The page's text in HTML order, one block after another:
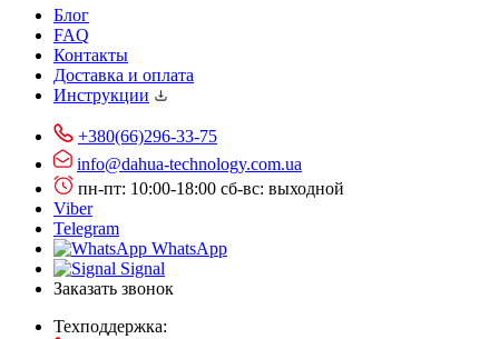
Блог
FAQ
Контакты
Доставка и оплата
Инструкции
+380(66)296-33-75
info@dahua-technology.com.ua
пн-пт: 10:00-18:00 сб-вс: выходной
Viber
Telegram
WhatsApp
Signal
Заказать звонок
Техподдержка: